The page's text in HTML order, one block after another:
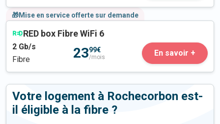
🎁Mise en service offerte sur demande
RED box Fibre WiFi 6
2 Gb/s
Fibre
2399€
/mois En savoir +
Votre logement à Rochecorbon est-
il éligible à la fibre ?